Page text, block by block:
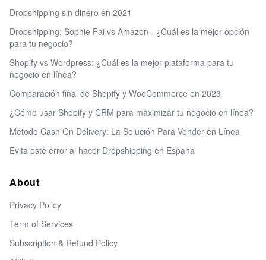
Dropshipping sin dinero en 2021
Dropshipping: Sophie Fai vs Amazon - ¿Cuál es la mejor opción
para tu negocio?
Shopify vs Wordpress: ¿Cuál es la mejor plataforma para tu
negocio en línea?
Comparación final de Shopify y WooCommerce en 2023
¿Cómo usar Shopify y CRM para maximizar tu negocio en línea?
Método Cash On Delivery: La Solución Para Vender en Línea
Evita este error al hacer Dropshipping en España
About
Privacy Policy
Term of Services
Subscription & Refund Policy